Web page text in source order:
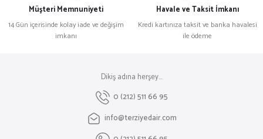
Müşteri Memnuniyeti
14 Gün içerisinde kolay iade ve değişim
imkanı
Havale ve Taksit İmkanı
Kredi kartınıza taksit ve banka havalesi
ile ödeme
Dikiş adına herşey...
0 (212) 511 66 95
info@terziyedair.com